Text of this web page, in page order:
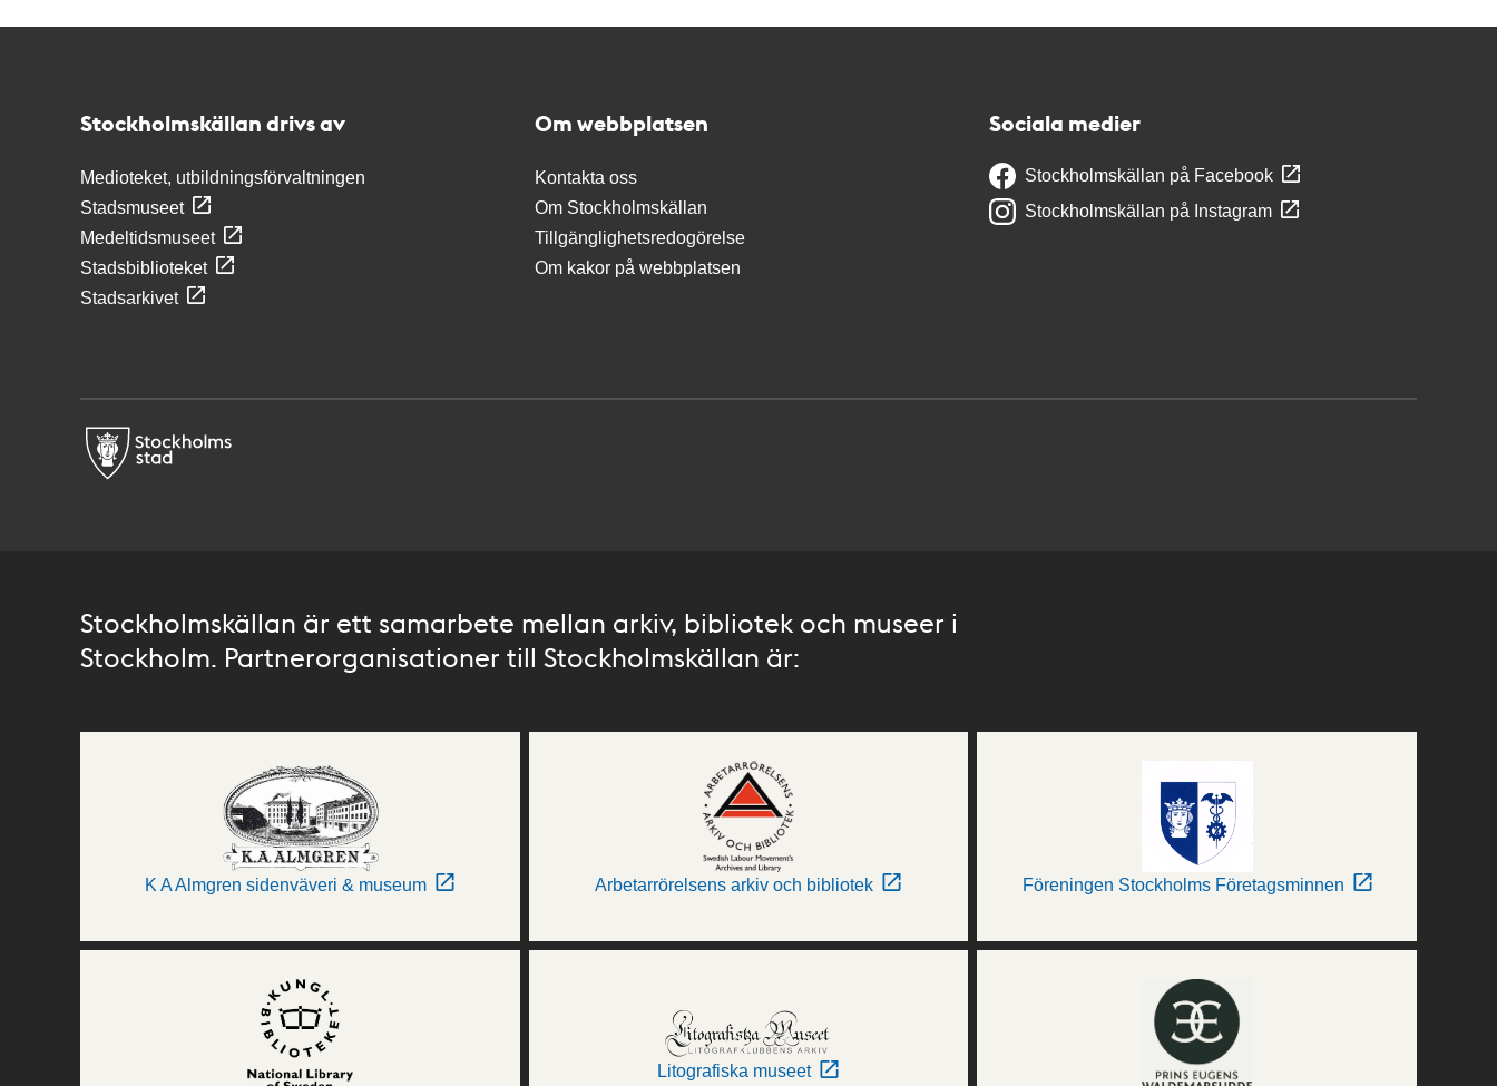
Stockholmskällan drivs av
Medioteket, utbildningsförvaltningen
Stadsmuseet
Medeltidsmuseet
Stadsbiblioteket
Stadsarkivet
Om webbplatsen
Kontakta oss
Om Stockholmskällan
Tillgänglighetsredogörelse
Om kakor på webbplatsen
Sociala medier
Stockholmskällan på Facebook
Stockholmskällan på Instagram
Stockholmskällan är ett samarbete mellan arkiv, bibliotek och museer i
Stockholm. Partnerorganisationer till Stockholmskällan är:
K A Almgren sidenväveri & museum Arbetarrörelsens arkiv och bibliotek Föreningen Stockholms Företagsminnen
Litografiska museet